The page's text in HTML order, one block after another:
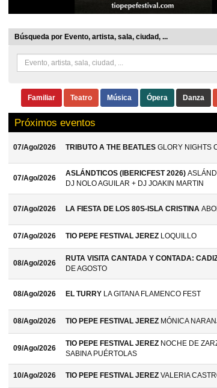
Búsqueda por Evento, artista, sala, ciudad, ...
Familiar Teatro Música Ópera Danza
Próximos eventos
07/Ago/2026 TRIBUTO A THE BEATLES GLORY NIGHTS
07/Ago/2026
ASLÁNDTICOS (IBERICFEST 2026)
DJ NOLO AGUILAR + DJ JOAKIN MARTIN
07/Ago/2026 LA FIESTA DE LOS 80S-ISLA CRISTINA
07/Ago/2026 TIO PEPE FESTIVAL JEREZ LOQUILLO
08/Ago/2026
RUTA VISITA CANTADA Y CONTADA:
DE AGOSTO
08/Ago/2026 EL TURRY LA GITANA FLAMENCO FEST
08/Ago/2026 TIO PEPE FESTIVAL JEREZ MÓNICA
09/Ago/2026
TIO PEPE FESTIVAL JEREZ NOCHE DE
SABINA PUÉRTOLAS
10/Ago/2026 TIO PEPE FESTIVAL JEREZ VALERIA